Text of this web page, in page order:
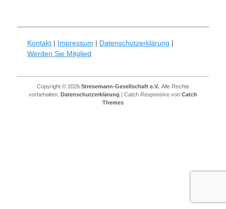
Kontakt | Impressum | Datenschutzerklärung |
Werden Sie Mitglied
Copyright © 2026 Stresemann-Gesellschaft e.V. . Alle Rechte
vorbehalten. Datenschutzerklärung | Catch Responsive von Catch
Themes